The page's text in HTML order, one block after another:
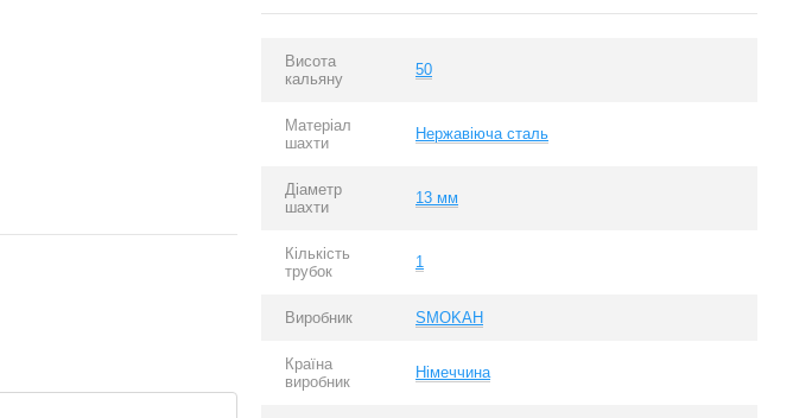
Висота
кальяну
50
Матеріал
шахти
Нержавіюча сталь
Діаметр
шахти
13 мм
Кількість
трубок
1
Виробник SMOKAH
Країна
виробник
Німеччина